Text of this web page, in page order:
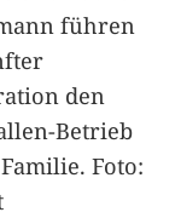
führen
den
Betrieb
Foto: